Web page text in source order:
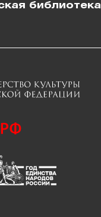
библиотека